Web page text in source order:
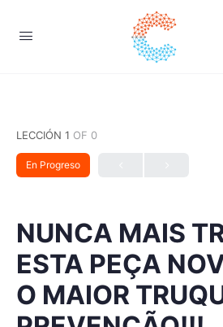
LECCIÓN 1 OF 0
En Progreso
NUNCA MAIS
ESTA PEÇA
O MAIOR